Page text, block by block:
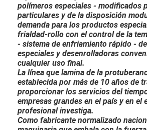
polímeros especiales - modificados
particulares y de la disposición
demanda para los productos
frialdad-rollo con el control de la
- sistema de enfriamiento rápido -
especiales y desenrolladoras
cualquier uso final.
La línea que lamina de la
establecida por más de 10 años de
proporcionar los servicios del
empresas grandes en el país y en el
profesional investiga.
Como fabricante normalizado